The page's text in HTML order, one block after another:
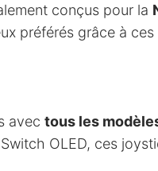
conçus pour la
préférés grâce à ces
avec tous les
OLED, ces